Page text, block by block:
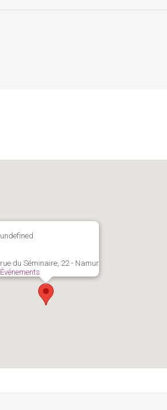
undefined
rue du Séminaire, 22 - Namur
Événements